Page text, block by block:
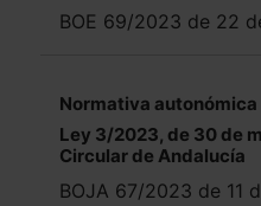
BOE 69/2023 de 22
Normativa
Ley 3/2023, de 30 de
Circular de Andalucía
BOJA 67/2023 de 11